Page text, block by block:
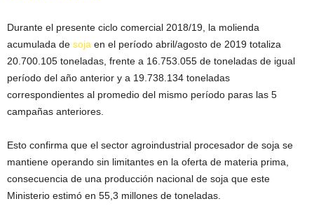
Durante el presente ciclo comercial 2018/19, la molienda
acumulada de soja en el período abril/agosto de 2019 totaliza
20.700.105 toneladas, frente a 16.753.055 de toneladas de igual
período del año anterior y a 19.738.134 toneladas
correspondientes al promedio del mismo período paras las 5
campañas anteriores.
Esto confirma que el sector agroindustrial procesador de soja se
mantiene operando sin limitantes en la oferta de materia prima,
consecuencia de una producción nacional de soja que este
Ministerio estimó en 55,3 millones de toneladas.